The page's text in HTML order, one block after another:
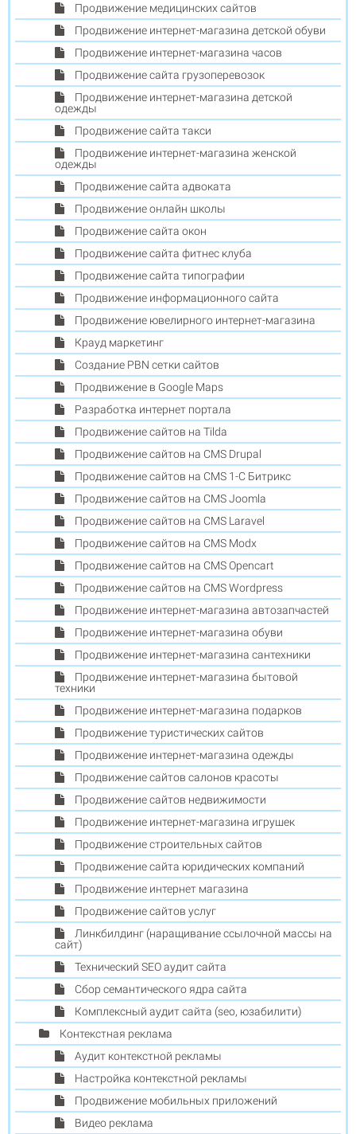
Продвижение медицинских сайтов
Продвижение интернет-магазина детской обуви
Продвижение интернет-магазина часов
Продвижение сайта грузоперевозок
Продвижение интернет-магазина детской
одежды
Продвижение сайта такси
Продвижение интернет-магазина женской
одежды
Продвижение сайта адвоката
Продвижение онлайн школы
Продвижение сайта окон
Продвижение сайта фитнес клуба
Продвижение сайта типографии
Продвижение информационного сайта
Продвижение ювелирного интернет-магазина
Крауд маркетинг
Создание PBN сетки сайтов
Продвижение в Google Maps
Разработка интернет портала
Продвижение сайтов на Tilda
Продвижение сайтов на CMS Drupal
Продвижение сайтов на CMS 1-С Битрикс
Продвижение сайтов на CMS Joomla
Продвижение сайтов на CMS Laravel
Продвижение сайтов на CMS Modx
Продвижение сайтов на CMS Opencart
Продвижение сайтов на CMS Wordpress
Продвижение интернет-магазина автозапчастей
Продвижение интернет-магазина обуви
Продвижение интернет-магазина сантехники
Продвижение интернет-магазина бытовой
техники
Продвижение интернет-магазина подарков
Продвижение туристических сайтов
Продвижение интернет-магазина одежды
Продвижение сайтов салонов красоты
Продвижение сайтов недвижимости
Продвижение интернет-магазина игрушек
Продвижение строительных сайтов
Продвижение сайта юридических компаний
Продвижение интернет магазина
Продвижение сайтов услуг
Линкбилдинг (наращивание ссылочной массы на
сайт)
Технический SEO аудит сайта
Сбор семантического ядра сайта
Комплексный аудит сайта (seo, юзабилити)
Контекстная реклама
Аудит контекстной рекламы
Настройка контекстной рекламы
Продвижение мобильных приложений
Видео реклама